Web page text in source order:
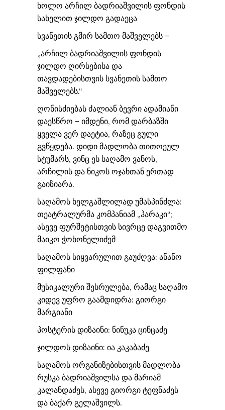
ხოლო არჩილ ბადრიაშვილის ფონდის
სახელით ჯილდო გადაეცა
სვანეთის გმირ სამთო მაშველებს –
„არჩილ ბადრიაშვილის ფონდის
ჯილდო ღირსებისა და
თავდადებისთვის სვანეთის სამთო
მაშველებს.“
ღონისძიებას ძალიან ბევრი ადამიანი
დაესწრო – იმდენი, რომ დარბაზში
ყველა ვერ დაეტია, რაზეც გული
გვწყდება. დიდი მადლობა თითოეულ
სტუმარს, ვინც ეს საღამო ვანოს,
არჩილის და ნიკოს ოჯახთან ერთად
გაიზიარა.
საღამოს ხელგაშლილად უმასპინძლა:
თეატრალურმა კომპანიამ „ჰარაკი“;
ასევე ფურშეტისთვის სივრცე დაგვითმო
მაიკო ჭოხონელიძემ
საღამოს სიყვარულით გაუძღვა: ანანო
ფილფანი
მუსიკალური შესრულება, რამაც საღამო
კიდევ უფრო გაამდიდრა: გიორგი
მარგიანი
პოსტერის დიზაინი: ნინუკა ცინცაძე
ჯილდოს დიზაინი: ია კაკაბაძე
საღამოს ორგანიზებისთვის მადლობა
რუსკა ბადრიაშვილსა და მარიამ
კალანდაძეს, ასევე გიორგი ტეფნაძეს
და ბაქარ გელაშვილს.